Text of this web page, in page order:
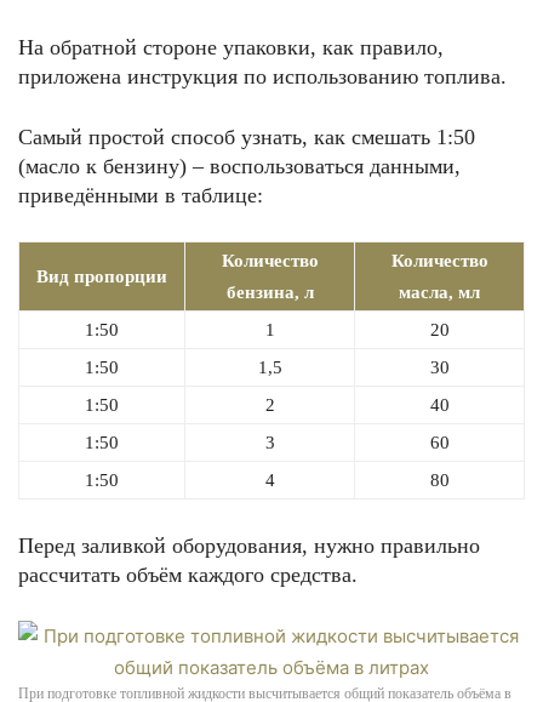
На обратной стороне упаковки, как правило,
приложена инструкция по использованию топлива.
Самый простой способ узнать, как смешать 1:50
(масло к бензину) – воспользоваться данными,
приведёнными в таблице:
Вид пропорции
Количество
бензина, л
Количество
масла, мл
1:50
1
20
1:50
1,5
30
1:50
2
40
1:50
3
60
1:50
4 80
Перед заливкой оборудования, нужно правильно
рассчитать объём каждого средства.
При подготовке топливной жидкости высчитывается общий показатель объёма в